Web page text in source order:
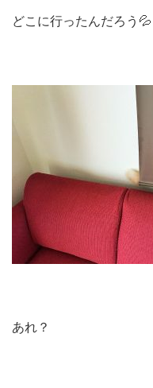
どこに行ったんだろう💦
あれ？